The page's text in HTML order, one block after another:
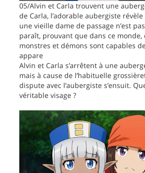
05/Alvin et Carla trouvent une
de Carla, l’adorable aubergiste
une vieille dame de passage n’est
paraît, prouvant que dans ce
monstres et démons sont capables
appare
Alvin et Carla s’arrêtent à une
mais à cause de l’habituelle
dispute avec l’aubergiste s’ensuit.
véritable visage ?